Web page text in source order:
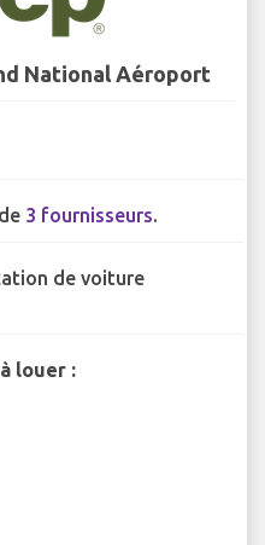
National Aéroport
3 fournisseurs.
de voiture
louer :